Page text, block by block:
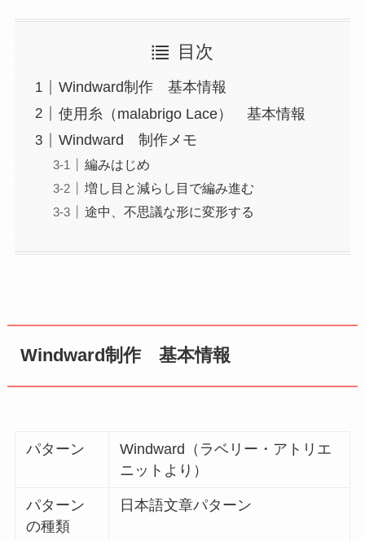
目次
Windward制作 基本情報
使用糸（malabrigo Lace） 基本情報
Windward 制作メモ
編みはじめ
増し目と減らし目で編み進む
途中、不思議な形に変形する
Windward制作 基本情報
パターン
Windward（ラベリー・アトリエ
ニットより）
パターン
の種類
日本語文章パターン